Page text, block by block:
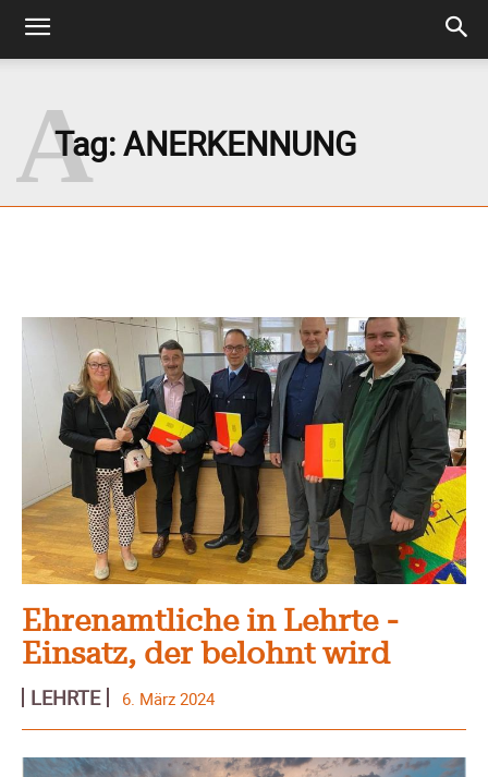
Tag:ANERKENNUNG
A
Ehrenamtliche in Lehrte -
Einsatz, der belohnt wird
LEHRTE 6. März 2024